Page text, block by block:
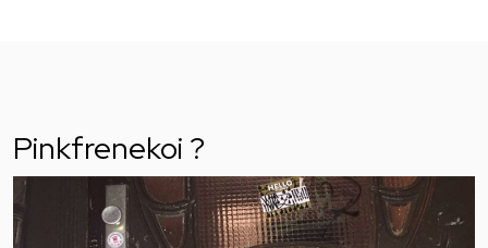
Pinkfrenekoi ?